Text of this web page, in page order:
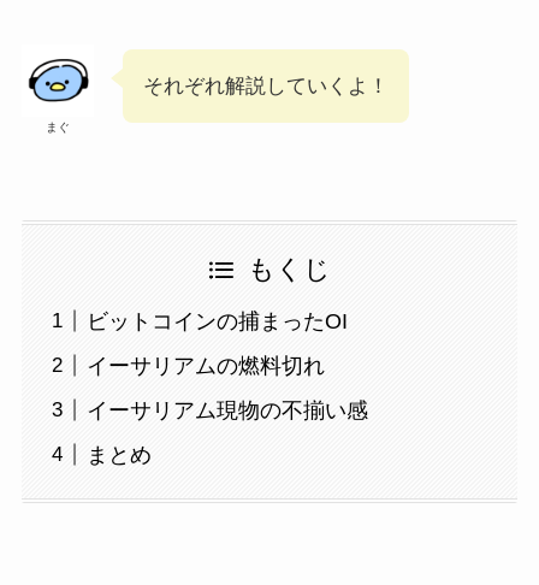
まぐ
それぞれ解説していくよ！
もくじ
ビットコインの捕まったOI
イーサリアムの燃料切れ
イーサリアム現物の不揃い感
まとめ